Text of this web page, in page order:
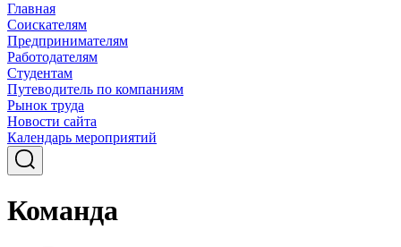
Главная
Соискателям
Предпринимателям
Работодателям
Студентам
Путеводитель по компаниям
Рынок труда
Новости сайта
Календарь мероприятий
Команда